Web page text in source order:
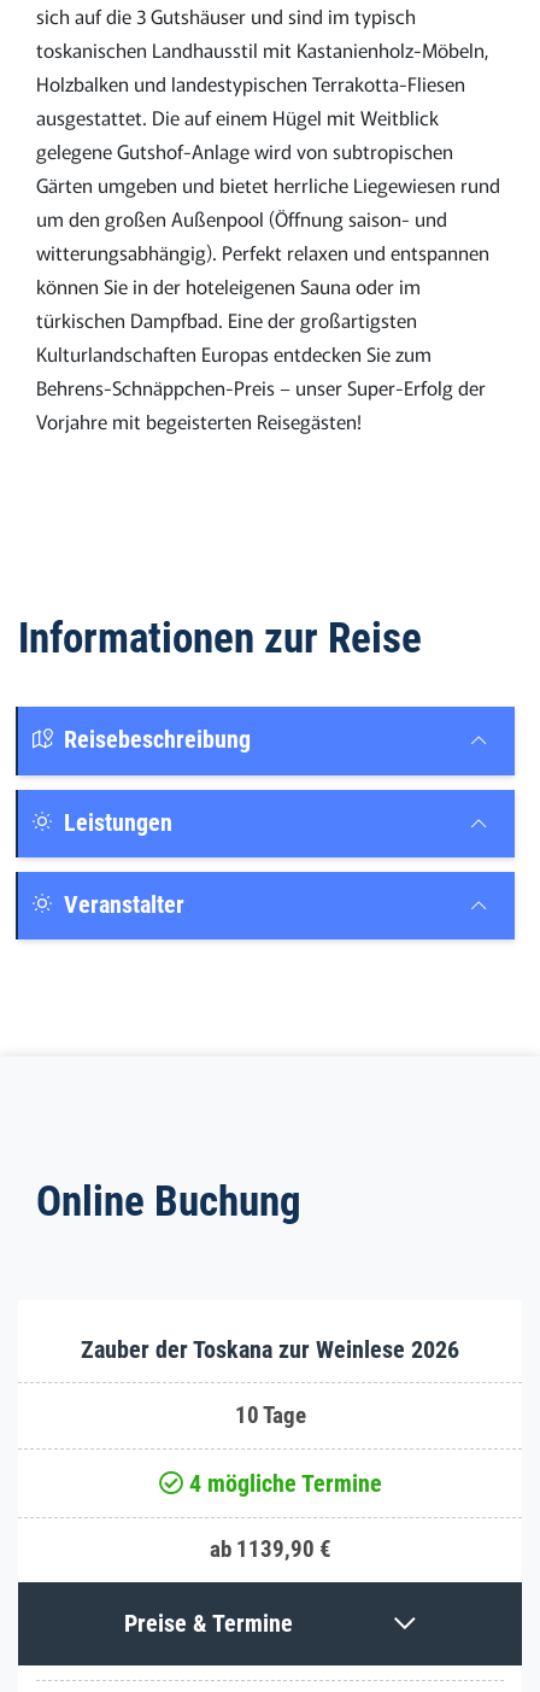
sich auf die 3 Gutshäuser und sind im typisch
toskanischen Landhausstil mit Kastanienholz-Möbeln,
Holzbalken und landestypischen Terrakotta-Fliesen
ausgestattet. Die auf einem Hügel mit Weitblick
gelegene Gutshof-Anlage wird von subtropischen
Gärten umgeben und bietet herrliche Liegewiesen rund
um den großen Außenpool (Öffnung saison- und
witterungsabhängig). Perfekt relaxen und entspannen
können Sie in der hoteleigenen Sauna oder im
türkischen Dampfbad. Eine der großartigsten
Kulturlandschaften Europas entdecken Sie zum
Behrens-Schnäppchen-Preis – unser Super-Erfolg der
Vorjahre mit begeisterten Reisegästen!
Informationen zur Reise
Reisebeschreibung
Leistungen
Veranstalter
Online Buchung
Zauber der Toskana zur Weinlese 2026
10 Tage
4 mögliche Termine
ab 1139,90 €
Preise & Termine